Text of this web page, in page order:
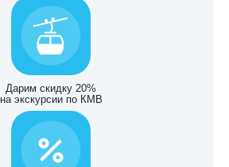
Дарим скидку 20%
на экскурсии по КМВ